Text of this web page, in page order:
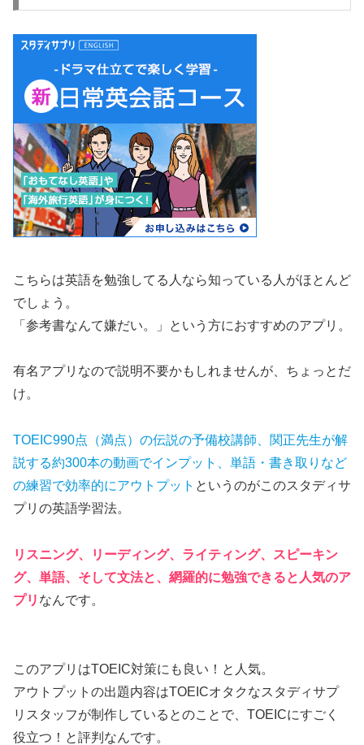
こちらは英語を勉強してる人なら知っている人がほとんど
でしょう。
「参考書なんて嫌だい。」という方におすすめのアプリ。
有名アプリなので説明不要かもしれませんが、ちょっとだ
け。
TOEIC990点（満点）の伝説の予備校講師、関正先生が解
説する約300本の動画でインプット、単語・書き取りなど
の練習で効率的にアウトプット というのがこのスタディサ
プリの英語学習法。
リスニング、リーディング、ライティング、スピーキン
グ、単語、そして文法と、網羅的に勉強できると人気のア
プリ なんです。
このアプリはTOEIC対策にも良い！と人気。
アウトプットの出題内容はTOEICオタクなスタディサプ
リスタッフが制作している とのことで、TOEICにすごく
役立つ！と評判なんです。